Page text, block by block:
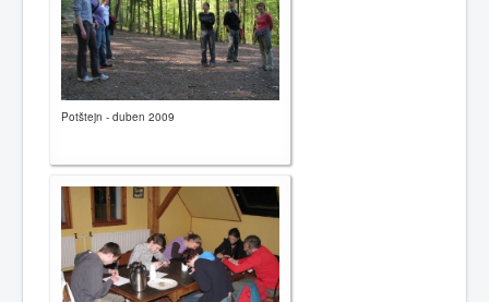
Potštejn - duben 2009